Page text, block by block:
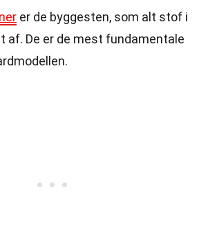
er de byggesten, som alt stof i
af. De er de mest fundamentale